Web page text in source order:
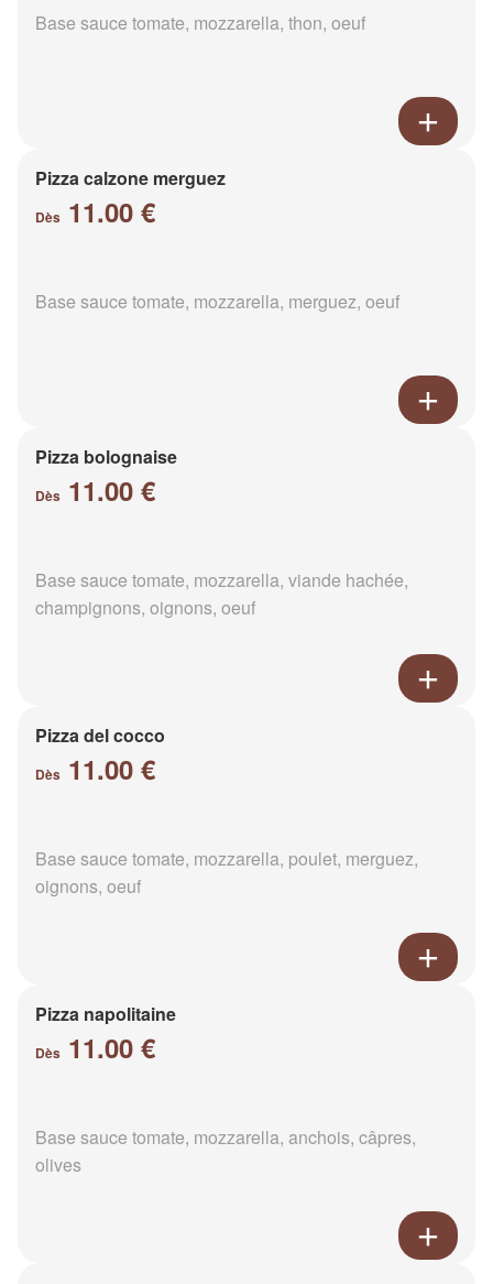
Base sauce tomate, mozzarella, thon, oeuf
Pizza calzone merguez
Dès 11.00 €
Base sauce tomate, mozzarella, merguez, oeuf
Pizza bolognaise
Dès 11.00 €
Base sauce tomate, mozzarella, viande hachée,
champignons, oignons, oeuf
Pizza del cocco
Dès 11.00 €
Base sauce tomate, mozzarella, poulet, merguez,
oignons, oeuf
Pizza napolitaine
Dès 11.00 €
Base sauce tomate, mozzarella, anchois, câpres,
olives